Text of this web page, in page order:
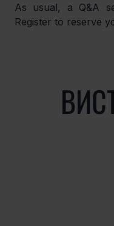
As usual, a Q&A
Register to reserve